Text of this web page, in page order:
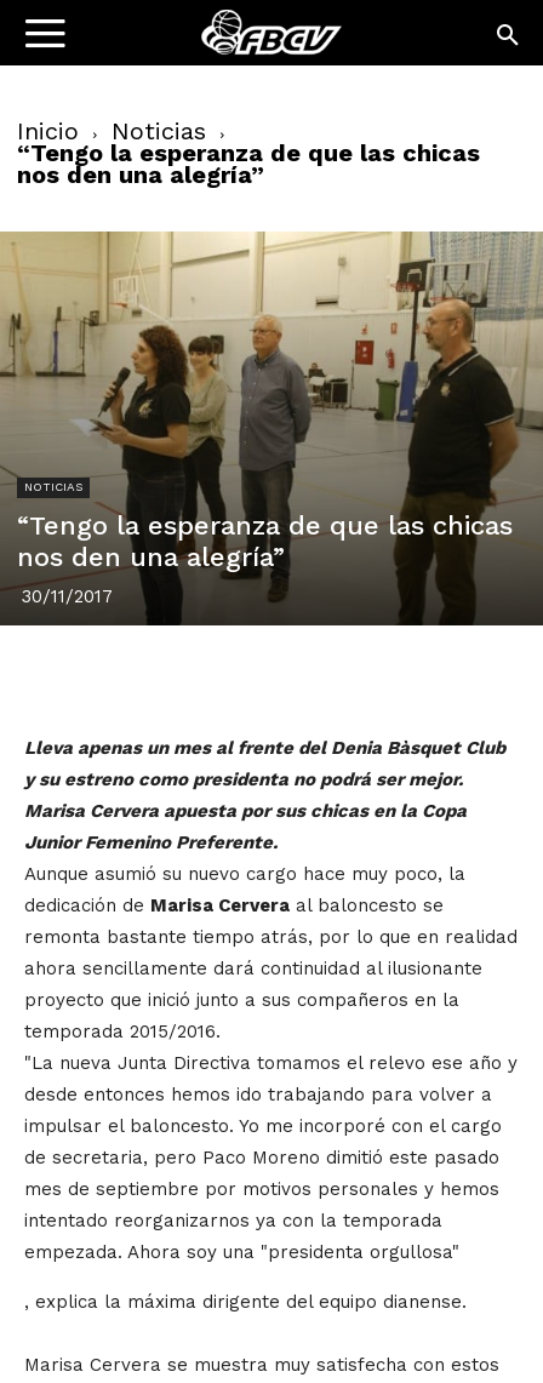
Inicio Noticias
“Tengo la esperanza de que las chicas
nos den una alegría”
NOTICIAS
“Tengo la esperanza de que las chicas
nos den una alegría”
30/11/2017
Lleva apenas un mes al frente del Denia Bàsquet Club
y su estreno como presidenta no podrá ser mejor.
Marisa Cervera apuesta por sus chicas en la Copa
Junior Femenino Preferente.
Aunque asumió su nuevo cargo hace muy poco, la
dedicación de Marisa Cervera al baloncesto se
remonta bastante tiempo atrás, por lo que en realidad
ahora sencillamente dará continuidad al ilusionante
proyecto que inició junto a sus compañeros en la
temporada 2015/2016.
"La nueva Junta Directiva tomamos el relevo ese año y
desde entonces hemos ido trabajando para volver a
impulsar el baloncesto. Yo me incorporé con el cargo
de secretaria, pero Paco Moreno dimitió este pasado
mes de septiembre por motivos personales y hemos
intentado reorganizarnos ya con la temporada
empezada. Ahora soy una "presidenta orgullosa"
, explica la máxima dirigente del equipo dianense.
Marisa Cervera se muestra muy satisfecha con estos